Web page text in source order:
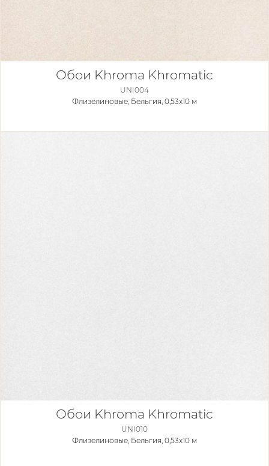
Обои Khroma Khromatic
UNI004
Флизелиновые, Бельгия, 0,53x10 м
Обои Khroma Khromatic
UNI010
Флизелиновые, Бельгия, 0,53x10 м